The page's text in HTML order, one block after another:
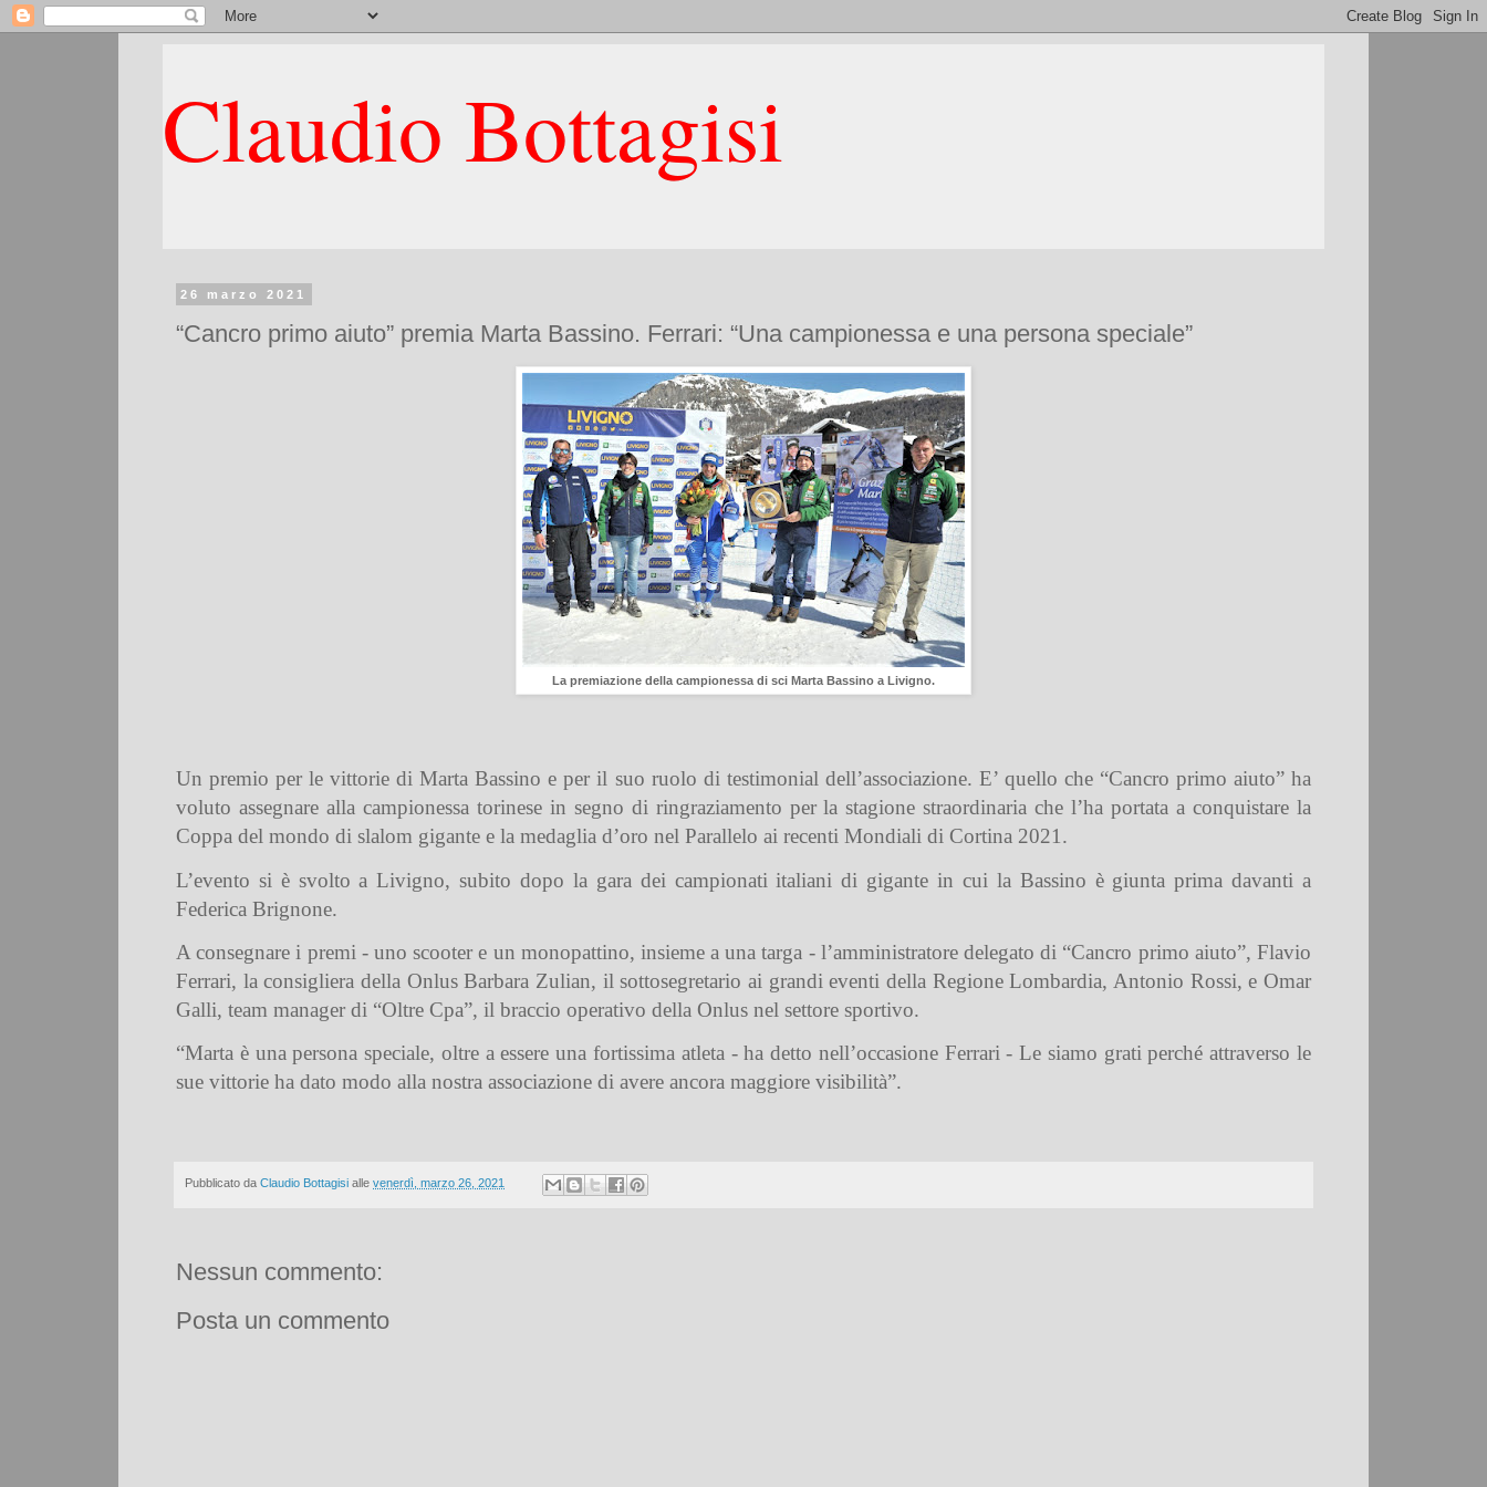
Claudio Bottagisi
26 marzo 2021
“Cancro primo aiuto” premia Marta Bassino. Ferrari: “Una campionessa e una persona speciale”
La premiazione della campionessa di sci Marta Bassino a Livigno.
Un premio per le vittorie diMarta Bassino e per il suo ruolo di testimonial dell’associazione. E’ quello che “Cancro primo aiuto” ha
voluto assegnare alla campionessa torinese in segno di ringraziamento per la stagione straordinaria che l’ha portata a conquistare la
Coppa del mondo di slalom gigante e la medaglia d’oro nel Parallelo ai recenti Mondiali di Cortina 2021.
L’evento si è svolto a Livigno, subito dopo la gara dei campionati italiani di gigante in cui la Bassino è giunta prima davanti a
Federica Brignone.
A consegnare i premi - uno scooter e un monopattino, insieme a una targa - l’amministratore delegato di “Cancro primo aiuto”, Flavio
Ferrari, la consigliera della OnlusBarbara Zulian, il sottosegretario ai grandi eventi della Regione Lombardia, Antonio Rossi, eOmar
Galli, team manager di “Oltre Cpa”, il braccio operativo della Onlus nel settore sportivo.
“Marta è una persona speciale, oltre a essere una fortissima atleta - ha detto nell’occasione Ferrari - Le siamo grati perché attraverso le
sue vittorie ha dato modo alla nostra associazione di avere ancora maggiore visibilità”.
Pubblicato da Claudio Bottagisi alle venerdì, marzo 26, 2021
Nessun commento:
Posta un commento